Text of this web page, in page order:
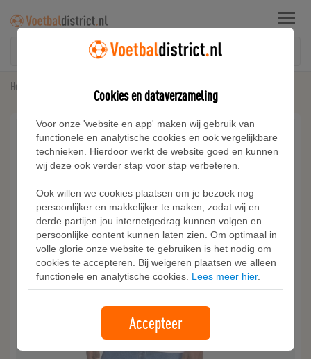
Menu
Home
Cookies en dataverzameling
Voor onze 'website en app' maken wij gebruik van
functionele en analytische cookies en ook vergelijkbare
technieken. Hierdoor werkt de website goed en kunnen
wij deze ook verder stap voor stap verbeteren.
Ook willen we cookies plaatsen om je bezoek nog
persoonlijker en makkelijker te maken, zodat wij en
derde partijen jou internetgedrag kunnen volgen en
persoonlijke content kunnen laten zien. Om optimaal in
volle glorie onze website te gebruiken is het nodig om
cookies te accepteren. Bij weigeren plaatsen we alleen
functionele en analytische cookies. Lees meer hier.
Accepteer